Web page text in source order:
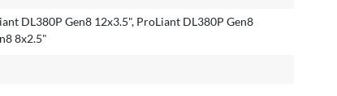
DL380P Gen8 12x3.5", ProLiant DL380P Gen8
8x2.5"